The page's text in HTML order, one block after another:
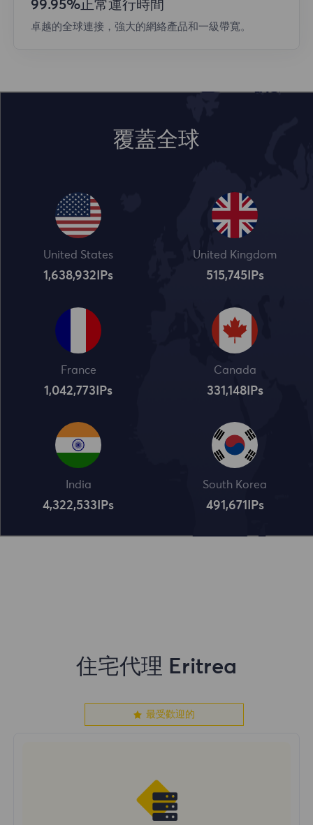
99.95%正常運行時間
卓越的全球連接，強大的網絡產品和一級帶寬。
覆蓋全球
United States
1,638,932 IPs
United Kingdom
515,745IPs
France
1,042,773 IPs
Canada
331,148IPs
India
4,322,534 IPs
South Korea
491,672 IPs
住宅代理 Eritrea
最受歡迎的